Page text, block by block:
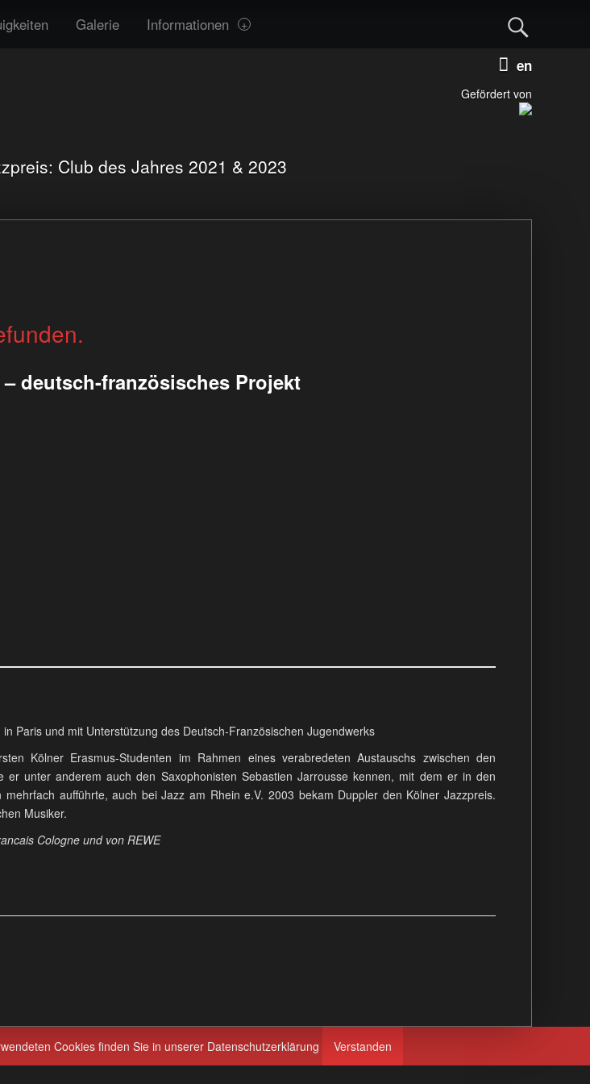
Galerie Informationen
Deutsch
Club des Jahres 2021 & 2023
Gefördert von
deutsch-französisches Projekt
Paris und mit Unterstützung des Deutsch-Französischen Jugendwerks
Kölner Erasmus-Studenten im Rahmen eines verabredeten Austauschs zwischen den
unter anderem auch den Saxophonisten Sebastien Jarrousse kennen, mit dem er in den
aufführte, auch bei Jazz am Rhein e.V. 2003 bekam Duppler den Kölner Jazzpreis.
Musiker.
Cologne und von REWE
Cookies finden Sie in unserer Datenschutzerklärung Verstanden